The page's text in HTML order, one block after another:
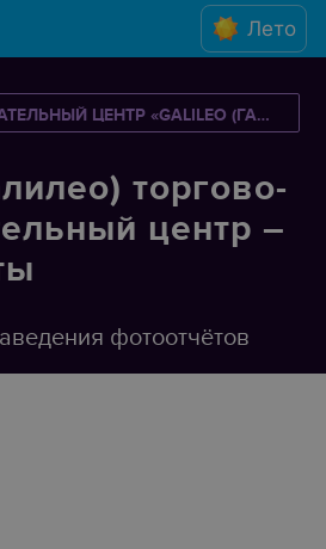
Лето
ТОРГОВО-РАЗВЛЕКАТЕЛЬНЫЙ ЦЕНТР «GALILEO (ГАЛИЛЕО)»
торгово-
центр –
фотоотчётов